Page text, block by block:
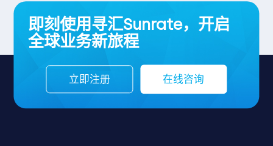
即刻使用寻汇Sunrate，开启
全球业务新旅程
立即注册 在线咨询